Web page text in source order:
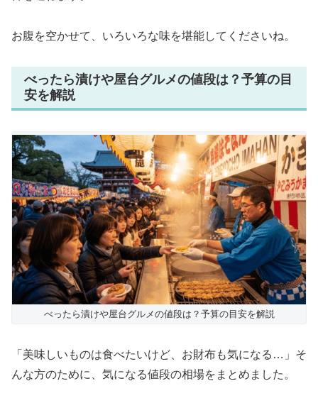
お腹を空かせて、いろいろな味を堪能してくださいね。
べったら漬けや屋台グルメの値段は？予算の目
安を解説
べったら漬けや屋台グルメの値段は？予算の目安を解説
「美味しいものは食べたいけど、お財布も気になる…」そ
んな方のために、気になる値段の相場をまとめました。